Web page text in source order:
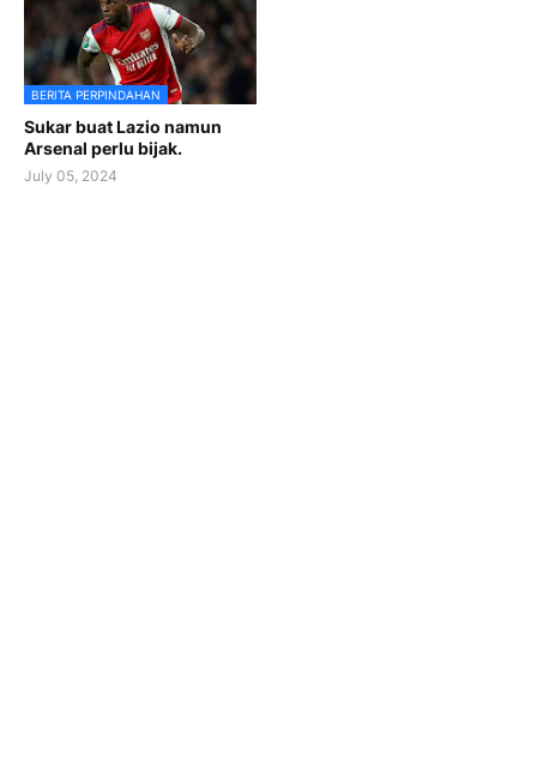
BERITA PERPINDAHAN
Sukar buat Lazio namun
Arsenal perlu bijak.
July 05, 2024